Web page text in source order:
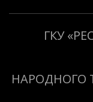
«Творить
ГКУ
НАРОДНОГО